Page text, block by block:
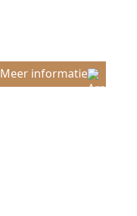
Meer informatie